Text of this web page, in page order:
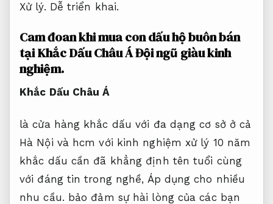
Xử lý. Dễ triển khai.
Cam đoan khi mua con dấu hộ buôn bán
tại Khắc Dấu Châu ÁĐội ngũ giàu kinh
nghiệm.
Khắc Dấu Châu Á
là cửa hàng khắc dấu với đa dạng cơ sở ở cả
Hà Nội và hcm với kinh nghiệm xử lý 10 năm
khắc dấu cần đã khẳng định tên tuổi cùng
với đáng tin trong nghề, Áp dụng cho nhiều
nhu cầu. bảo đảm sự hài lòng của các bạn